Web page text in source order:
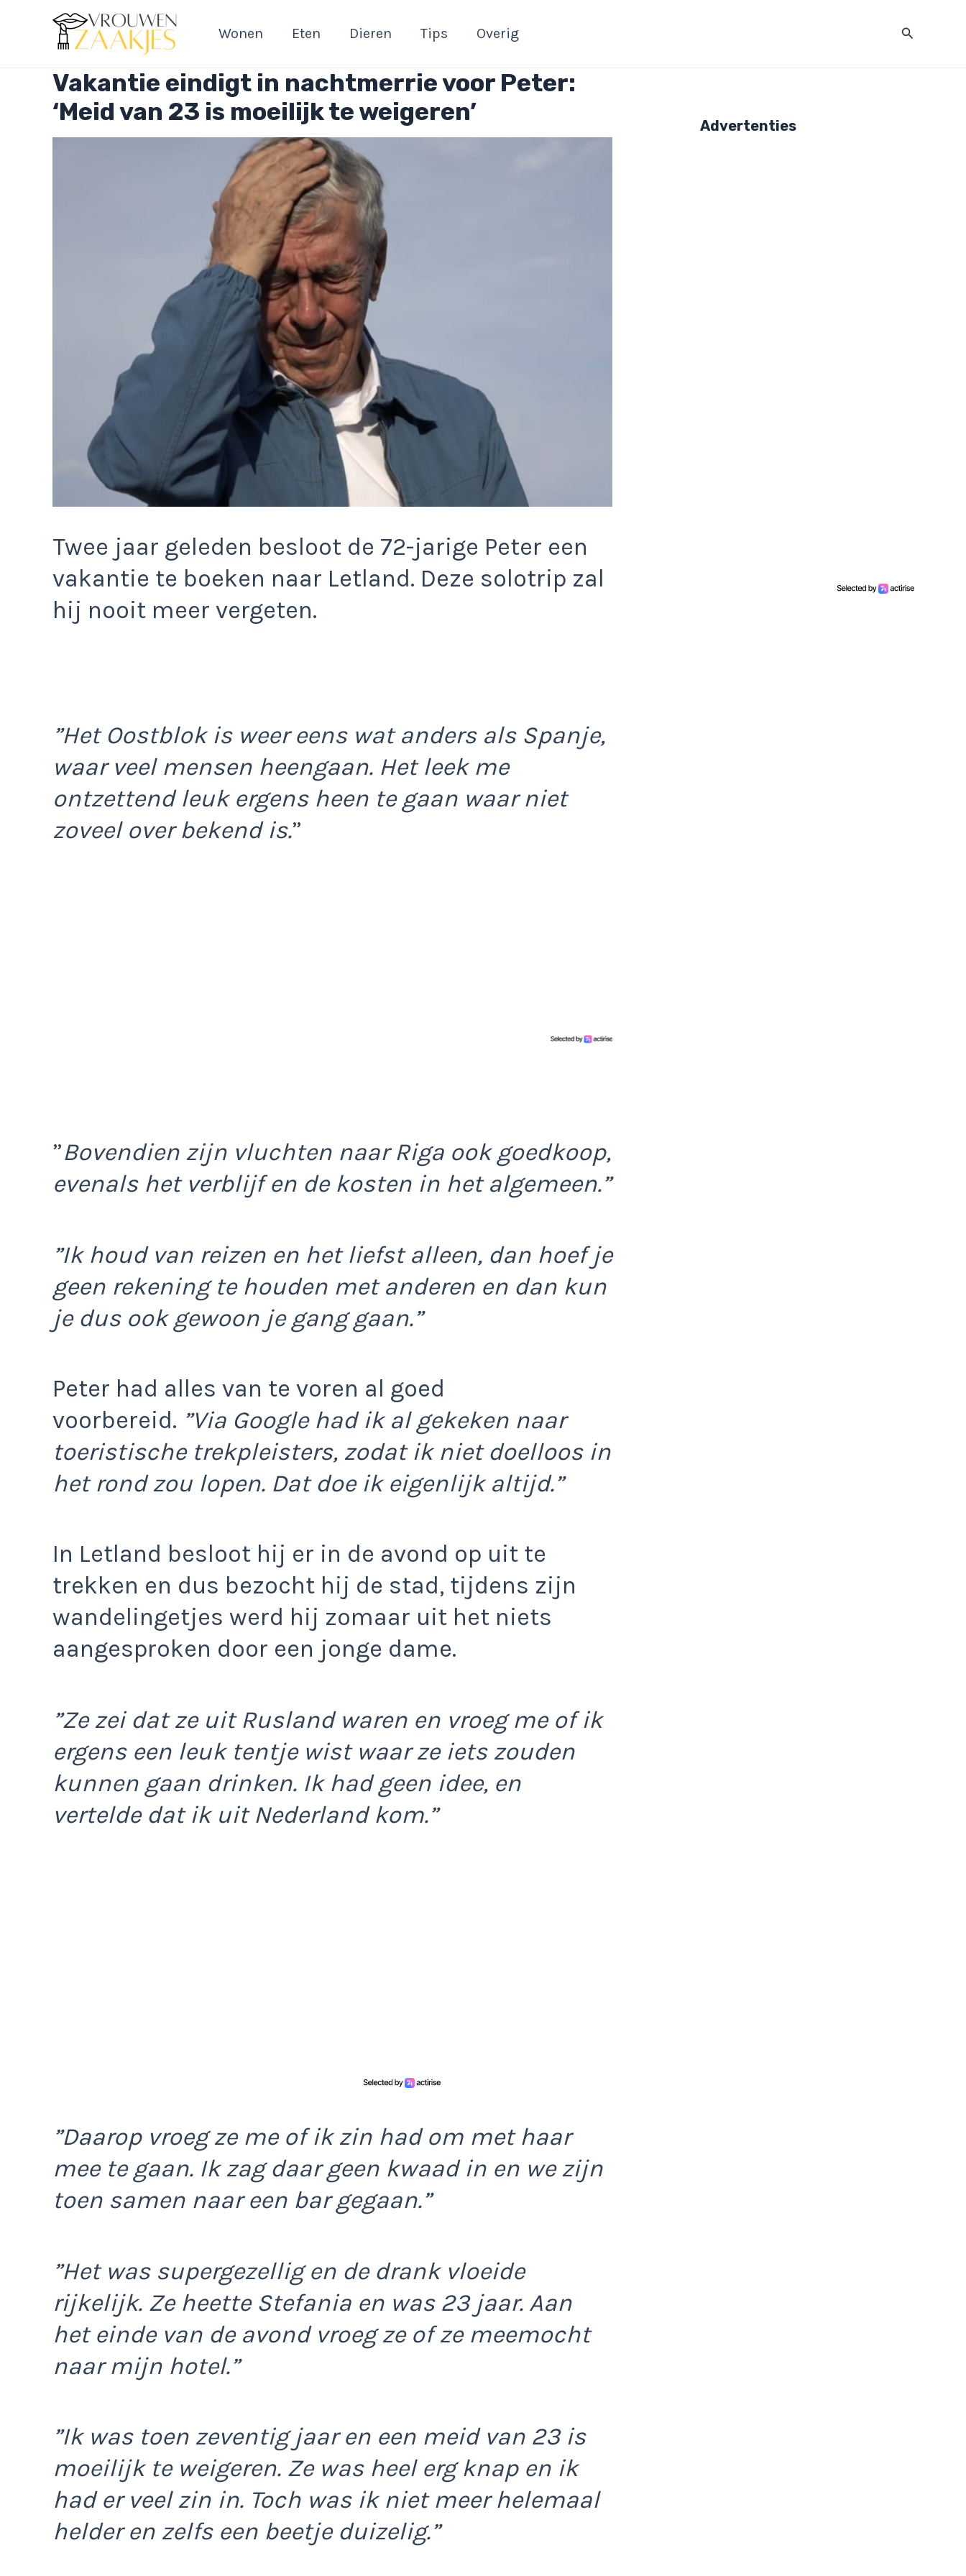
Wonen Eten Dieren Tips Overig Zoeken
Vakantie eindigt in nachtmerrie voor Peter:
‘Meid van 23 is moeilijk te weigeren’
Twee jaar geleden besloot de 72-jarige Peter een
vakantie te boeken naar Letland. Deze solotrip zal
hij nooit meer vergeten.
”Het Oostblok is weer eens wat anders als Spanje,
waar veel mensen heengaan. Het leek me
ontzettend leuk ergens heen te gaan waar niet
zoveel over bekend is.”
”Bovendien zijn vluchten naar Riga ook goedkoop,
evenals het verblijf en de kosten in het algemeen.”
”Ik houd van reizen en het liefst alleen, dan hoef je
geen rekening te houden met anderen en dan kun
je dus ook gewoon je gang gaan.”
Peter had alles van te voren al goed
voorbereid. ”Via Google had ik al gekeken naar
toeristische trekpleisters, zodat ik niet doelloos in
het rond zou lopen. Dat doe ik eigenlijk altijd.”
In Letland besloot hij er in de avond op uit te
trekken en dus bezocht hij de stad, tijdens zijn
wandelingetjes werd hij zomaar uit het niets
aangesproken door een jonge dame.
”Ze zei dat ze uit Rusland waren en vroeg me of ik
ergens een leuk tentje wist waar ze iets zouden
kunnen gaan drinken. Ik had geen idee, en
vertelde dat ik uit Nederland kom.”
”Daarop vroeg ze me of ik zin had om met haar
mee te gaan. Ik zag daar geen kwaad in en we zijn
toen samen naar een bar gegaan.”
”Het was supergezellig en de drank vloeide
rijkelijk. Ze heette Stefania en was 23 jaar. Aan
het einde van de avond vroeg ze of ze meemocht
naar mijn hotel.”
”Ik was toen zeventig jaar en een meid van 23 is
moeilijk te weigeren. Ze was heel erg knap en ik
had er veel zin in. Toch was ik niet meer helemaal
helder en zelfs een beetje duizelig.”
Advertenties